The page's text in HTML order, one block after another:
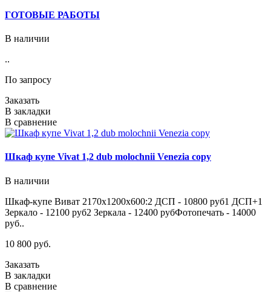
ГОТОВЫЕ РАБОТЫ
В наличии
..
По запросу
Заказать
В закладки
В сравнение
Шкаф купе Vivat 1,2 dub molochnii Venezia copy
В наличии
Шкаф-купе Виват 2170х1200х600:2 ДСП - 10800 руб1 ДСП+1
Зеркало - 12100 руб2 Зеркала - 12400 рубФотопечать - 14000
руб..
10 800 руб.
Заказать
В закладки
В сравнение